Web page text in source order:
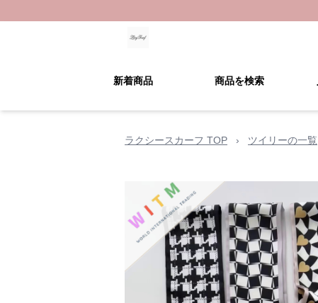
新着商品 商品を検索
ラクシースカーフ TOP › ツイリーの一覧